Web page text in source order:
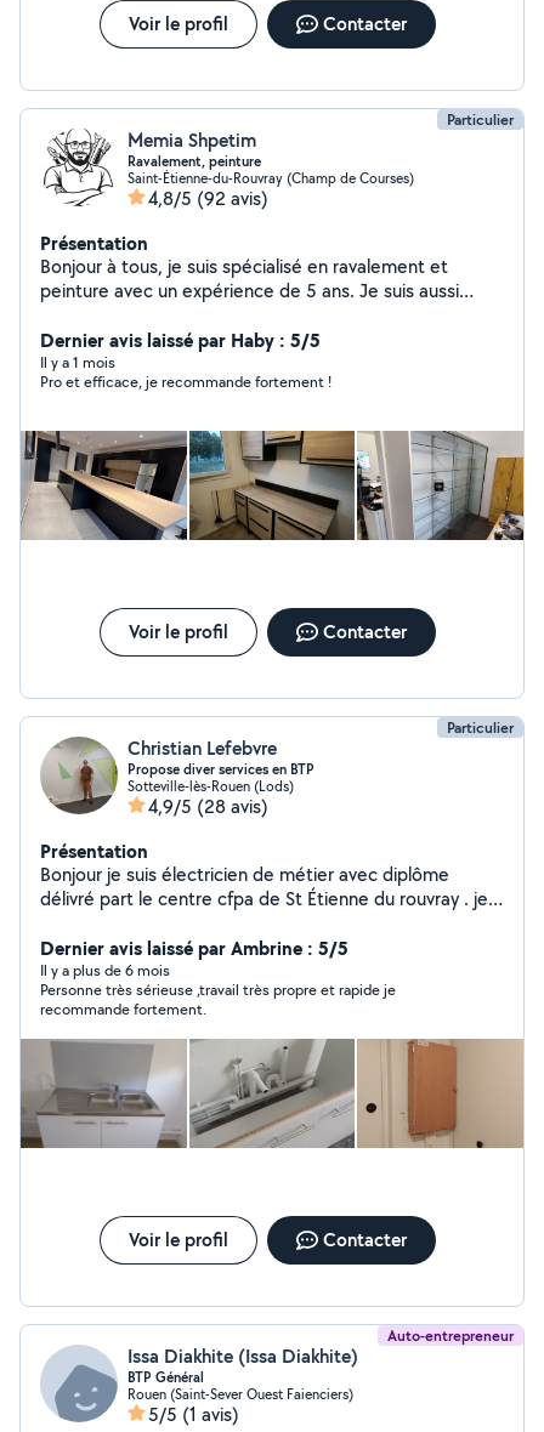
Voir le profil Contacter
Particulier
Memia Shpetim
Ravalement, peinture
Saint-Étienne-du-Rouvray (Champ de Courses)
4,8/5 (92 avis)
Présentation
Bonjour à tous, je suis spécialisé en ravalement et
peinture avec un expérience de 5 ans. Je suis aussi
meubles,poses de cuisine , store banne . Minutieux et
sérieux , n'hésitez pas de me contacter ! Cordialement
Dernier avis laissé par Haby : 5/5
Il y a 1 mois
Pro et efficace, je recommande fortement !
Voir le profil Contacter
Particulier
Christian Lefebvre
Propose diver services en BTP
Sotteville-lès-Rouen (Lods)
4,9/5 (28 avis)
Présentation
Bonjour je suis électricien de métier avec diplôme
délivré part le centre cfpa de St Étienne du rouvray . je
bande qualico enduit ravalement de façade et divers
autres travaux petite plomberie PVC placo plâtre
revêtement sol PVC parqué flottent suis professionnel
dans mon travail et pour le quel j'ai 7ans d'expérience en
temps que peintre solier polyvalent. je ne donne pas de
prix s'en avoir vue les travaux à réalisés car je ne suis pas
un marchand de tapis voir mes réalisations pour toute
demande ou devis merci de me contacter je peux
justifier que je suis diplômé en électricité sur demande
Dernier avis laissé par Ambrine : 5/5
Il y a plus de 6 mois
Personne très sérieuse ,travail très propre et rapide je
recommande fortement.
Voir le profil Contacter
Auto-entrepreneur
Issa Diakhite (Issa Diakhite)
BTP Général
Rouen (Saint-Sever Ouest Faienciers)
5/5 (1 avis)